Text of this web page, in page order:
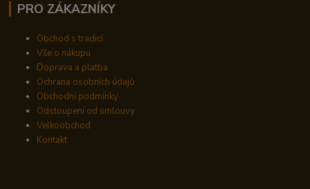
PRO ZÁKAZNÍKY
Obchod s tradicí
Vše o nákupu
Doprava a platba
Ochrana osobních údajů
Obchodní podmínky
Odstoupení od smlouvy
Velkoobchod
Kontakt